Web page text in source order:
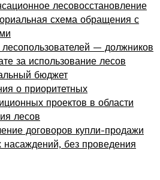
лесовосстановление
схема обращения с
лесопользователей — должников
за использование лесов
бюджет
о приоритетных
проектов в области
лесов
договоров купли-продажи
насаждений, без проведения